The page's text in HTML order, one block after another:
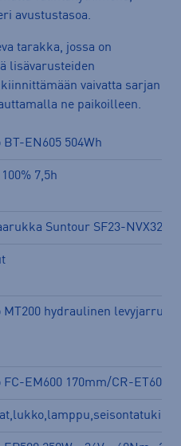
avustustasoa.
tarakka, jossa on
lisävarusteiden
vaivatta sarjan
ne paikoilleen.
BT-EN605 504Wh
7,5h
Suntour SF23-NVX32
MT200 hydraulinen levyjarru
FC-EM600 170mm/CR-ET600